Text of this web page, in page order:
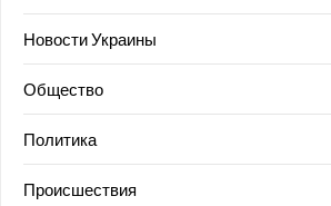
Новости Украины
Общество
Политика
Происшествия